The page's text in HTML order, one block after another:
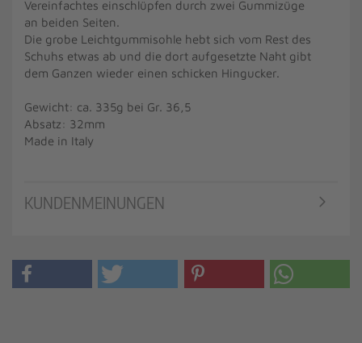
Vereinfachtes einschlüpfen durch zwei Gummizüge
an beiden Seiten.
Die grobe Leichtgummisohle hebt sich vom Rest des
Schuhs etwas ab und die dort aufgesetzte Naht gibt
dem Ganzen wieder einen schicken Hingucker.
Gewicht: ca. 335g bei Gr. 36,5
Absatz: 32mm
Made in Italy
KUNDENMEINUNGEN